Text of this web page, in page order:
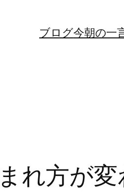
ブログ今朝の一
れ方が変